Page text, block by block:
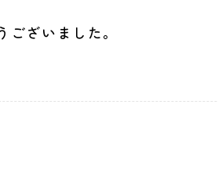
ざいました。